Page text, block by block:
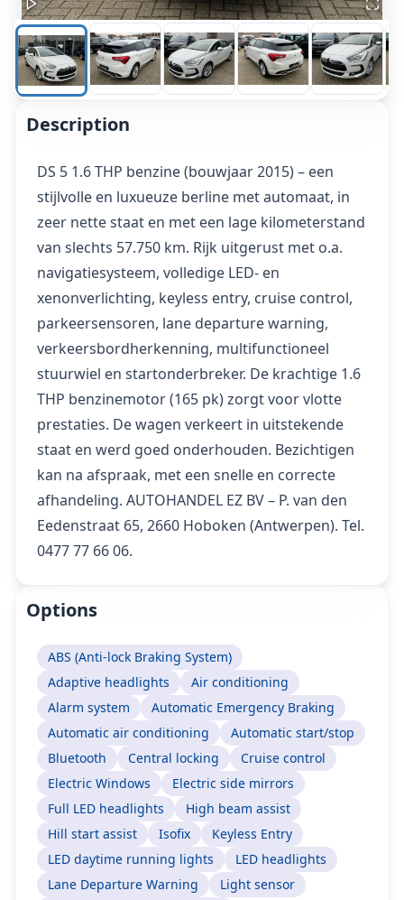
Description
DS 5 1.6 THP benzine (bouwjaar 2015) – een
stijlvolle en luxueuze berline met automaat, in
zeer nette staat en met een lage kilometerstand
van slechts 57.750 km. Rijk uitgerust met o.a.
navigatiesysteem, volledige LED- en
xenonverlichting, keyless entry, cruise control,
parkeersensoren, lane departure warning,
verkeersbordherkenning, multifunctioneel
stuurwiel en startonderbreker. De krachtige 1.6
THP benzinemotor (165 pk) zorgt voor vlotte
prestaties. De wagen verkeert in uitstekende
staat en werd goed onderhouden. Bezichtigen
kan na afspraak, met een snelle en correcte
afhandeling. AUTOHANDEL EZ BV – P. van den
Eedenstraat 65, 2660 Hoboken (Antwerpen). Tel.
0477 77 66 06.
Options
ABS (Anti-lock Braking System)
Adaptive headlights
Air conditioning
Alarm system
Automatic Emergency Braking
Automatic air conditioning
Automatic start/stop
Bluetooth
Central locking
Cruise control
Electric Windows
Electric side mirrors
Full LED headlights
High beam assist
Hill start assist
Isofix
Keyless Entry
LED daytime running lights
LED headlights
Lane Departure Warning
Light sensor